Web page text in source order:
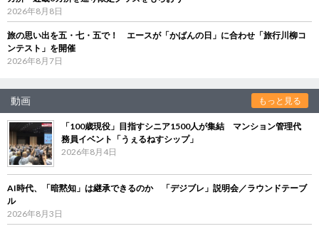
2026年8月8日
旅の思い出を五・七・五で！ エースが「かばんの日」に合わせ「旅行川柳コ
ンテスト」を開催
2026年8月7日
動画 もっと見る
「100歳現役」目指すシニア1500人が集結 マンション管理代
務員イベント「うぇるねすシップ」
2026年8月4日
AI時代、「暗黙知」は継承できるのか 「デジブレ」説明会／ラウンドテーブ
ル
2026年8月3日